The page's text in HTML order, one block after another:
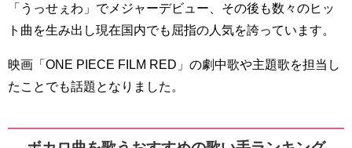
「うっせぇわ」でメジャーデビュー、その後も数々のヒッ
ト曲を生み出し現在国内でも屈指の人気を誇っています。
映画「ONE PIECE FILM RED」の劇中歌や主題歌を担当し
たことでも話題となりました。